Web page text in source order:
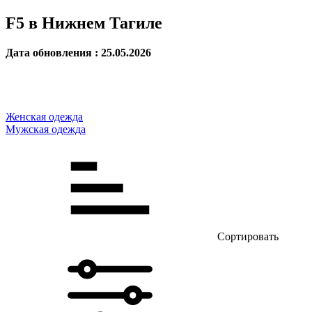
F5 в Нижнем Тагиле
Дата обновления : 25.05.2026
Женская одежда
Мужская одежда
Сортировать